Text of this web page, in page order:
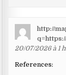
http://
20/07/2026 à 1
References: